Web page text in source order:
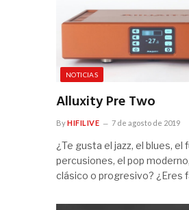
NOTICIAS
Alluxity Pre Two
ByHIFILIVE 7 de agosto de 2019
¿Te gusta el jazz, el blues, el
percusiones, el pop
clásico o progresivo? ¿Eres